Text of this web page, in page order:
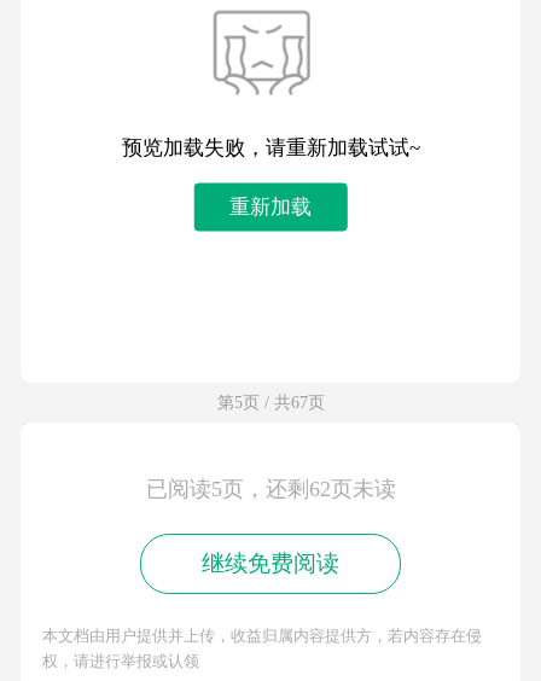
预览加载失败，请重新加载试试~
重新加载
第5页 / 共67页
已阅读5页，还剩62页未读
继续免费阅读
本文档由用户提供并上传，收益归属内容提供方，若内容存在侵
权，请进行举报或认领